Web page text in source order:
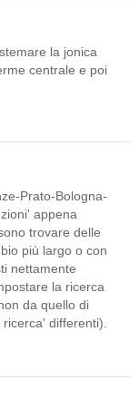
la jonica
centrale e poi
Prato-Bologna-
appena
trovare delle
più largo o con
nettamente
la ricerca
da quello di
differenti).